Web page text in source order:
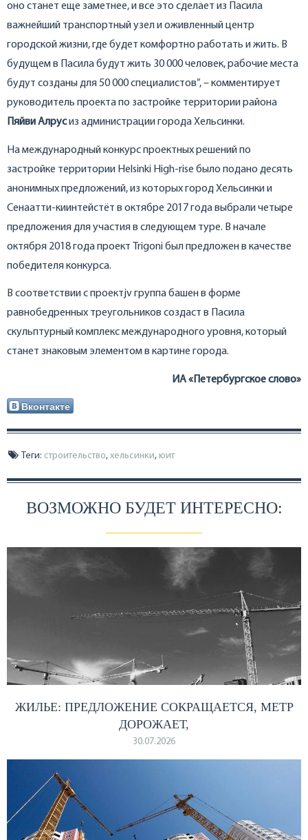
оно станет еще заметнее, и все это сделает из Пасила
важнейший транспортный узел и оживленный центр
городской жизни, где будет комфортно работать и жить. В
будущем в Пасила будут жить 30 000 человек, рабочие места
будут созданы для 50 000 специалистов”, – комментирует
руководитель проекта по застройке территории района
Пяйви Алрусиз администрации города Хельсинки.
На международный конкурс проектных решений по
застройке территории Helsinki High-rise было подано десять
анонимных предложений, из которых город Хельсинки и
Сенаатти-киинтейстёт в октябре 2017 года выбрали четыре
предложения для участия в следующем туре. В начале
октября 2018 года проект Trigoni был предложен в качестве
победителя конкурса.
В соответствии с проектjv группа башен в форме
равнобедренных треугольников создаст в Пасила
скульптурный комплекс международного уровня, который
станет знаковым элементом в картине города.
ИА «Петербургское слово»
Вконтакте
Теги: строительство, хельсинки, юит
ВОЗМОЖНО БУДЕТ ИНТЕРЕСНО:
ЖИЛЬЕ: ПРЕДЛОЖЕНИЕ СОКРАЩАЕТСЯ, МЕТР
ДОРОЖАЕТ,
30.07.2026